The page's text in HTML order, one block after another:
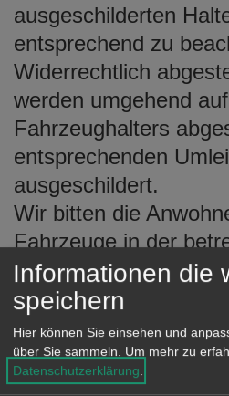
ausgeschilderten
entsprechend zu
Widerrechtlich
werden umgehend
Fahrzeughalters
entsprechenden
ausgeschildert.
Wir bitten die
Fahrzeuge in der
außerhalb der
während der Festtage
Abfahrtsmöglichkeit
denken Sie auch
Fahrzeuge im
Informationen die
speichern
Hier können Sie einsehen und
über Sie sammeln. Um mehr zu
Datenschutzerklärung.